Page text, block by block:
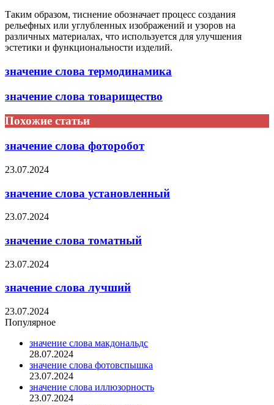
Таким образом, тиснение обозначает процесс создания
рельефных или углубленных изображений и узоров на
различных материалах, что используется для улучшения
эстетики и функциональности изделий.
значение слова термодинамика
значение слова товарищество
Похожие статьи
значение слова фоторобот
23.07.2024
значение слова установленный
23.07.2024
значение слова томатный
23.07.2024
значение слова лучший
23.07.2024
Популярное
значение слова макдональдс
28.07.2024
значение слова фотовспышка
23.07.2024
значение слова иллюзорность
23.07.2024